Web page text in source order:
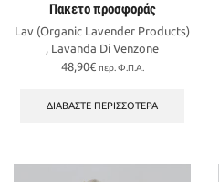
Πακετο προσφοράς
Lav (Organic Lavender Products)
, Lavanda Di Venzone
48,90€ περ. Φ.Π.Α.
ΔΙΑΒΆΣΤΕ ΠΕΡΙΣΣΌΤΕΡΑ